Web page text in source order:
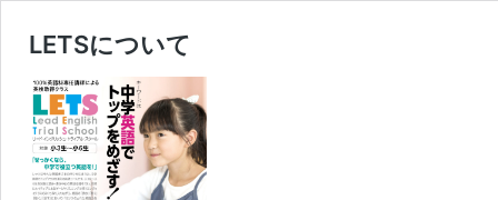
LETSについて